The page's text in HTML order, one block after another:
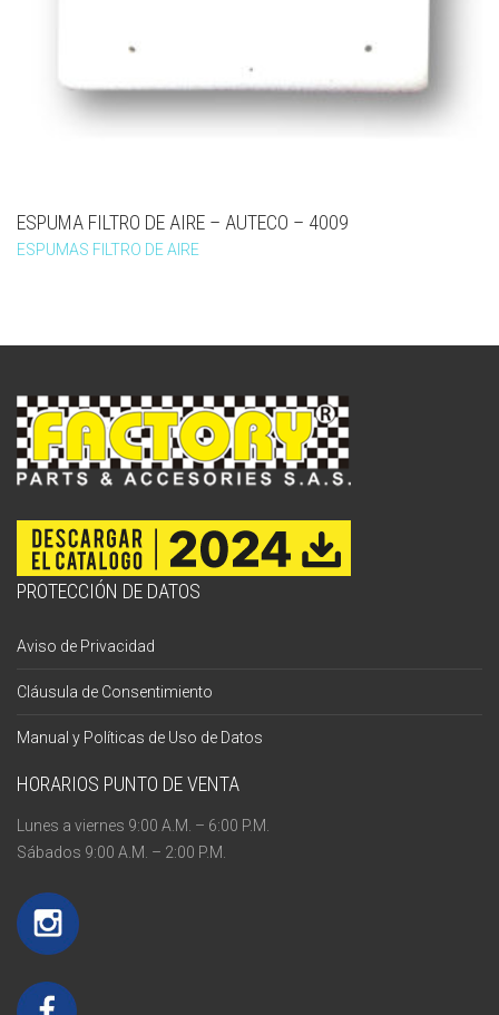
ESPUMA FILTRO DE AIRE – AUTECO – 4009
ESPUMAS FILTRO DE AIRE
PROTECCIÓN DE DATOS
Aviso de Privacidad
Cláusula de Consentimiento
Manual y Políticas de Uso de Datos
HORARIOS PUNTO DE VENTA
Lunes a viernes 9:00 A.M. – 6:00 P.M.
Sábados 9:00 A.M. – 2:00 P.M.